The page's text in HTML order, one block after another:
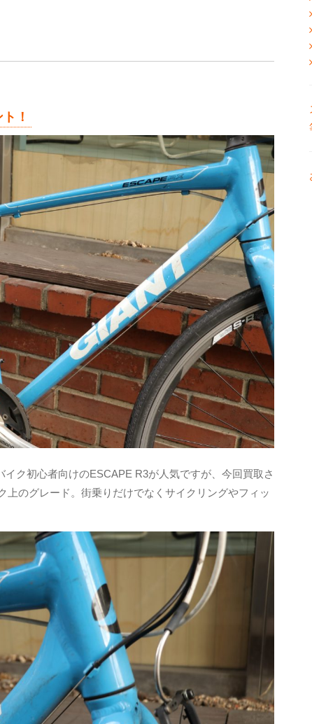
！
イク初心者向けのESCAPE R3が人気ですが、今回買取さ
上のグレード。街乗りだけでなくサイクリングやフィッ